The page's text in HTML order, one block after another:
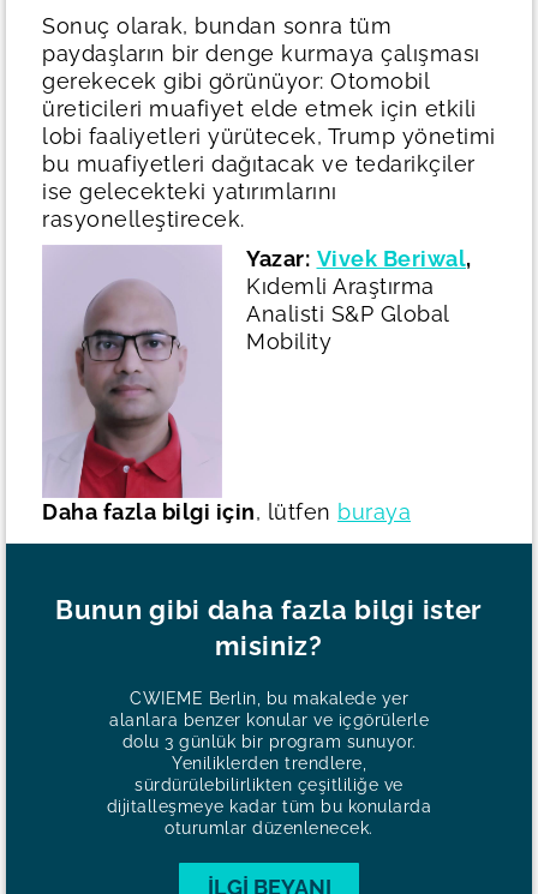
Sonuç olarak, bundan sonra tüm
paydaşların bir denge kurmaya çalışması
gerekecek gibi görünüyor: Otomobil
üreticileri muafiyet elde etmek için etkili
lobi faaliyetleri yürütecek, Trump yönetimi
bu muafiyetleri dağıtacak ve tedarikçiler
ise gelecekteki yatırımlarını
rasyonelleştirecek.
Yazar: Vivek Beriwal,
Kıdemli Araştırma
Analisti S&P Global
Mobility
Daha fazla bilgi için, lütfen buraya
Bunun gibi daha fazla bilgi ister
misiniz?
CWIEME Berlin, bu makalede yer
alanlara benzer konular ve içgörülerle
dolu 3 günlük bir program sunuyor.
Yeniliklerden trendlere,
sürdürülebilirlikten çeşitliliğe ve
dijitalleşmeye kadar tüm bu konularda
oturumlar düzenlenecek.
İLGI BEYANI